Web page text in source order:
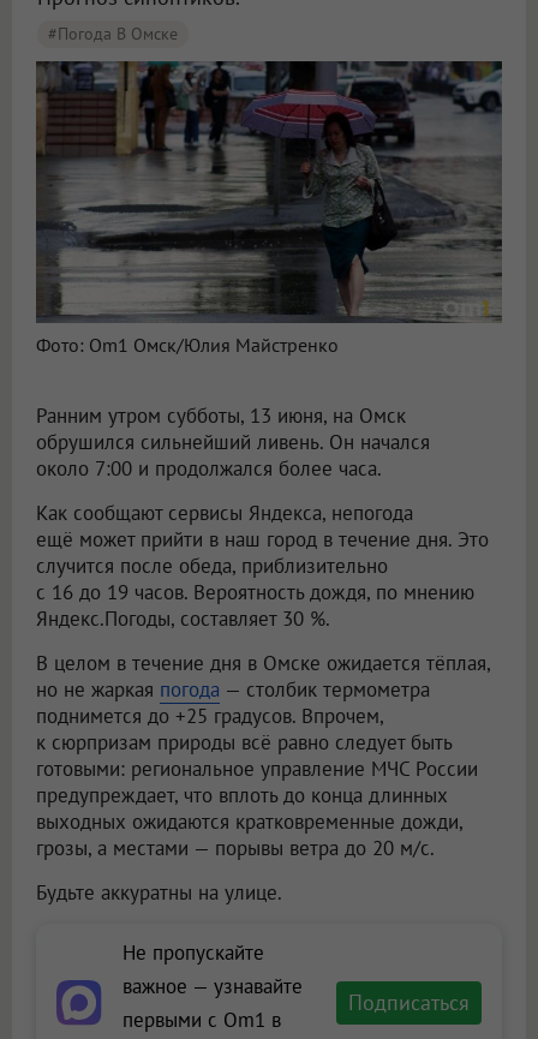
#Погода В Омске
Фото: Om1 Омск/Юлия Майстренко
Ранним утром субботы, 13 июня, на Омск
обрушился сильнейший ливень. Он начался
около 7:00 и продолжался более часа.
Как сообщают сервисы Яндекса, непогода
ещё может прийти в наш город в течение дня. Это
случится после обеда, приблизительно
с 16 до 19 часов. Вероятность дождя, по мнению
Яндекс.Погоды, составляет 30 %.
В целом в течение дня в Омске ожидается тёплая,
но не жаркая погода — столбик термометра
поднимется до +25 градусов. Впрочем,
к сюрпризам природы всё равно следует быть
готовыми: региональное управление МЧС России
предупреждает, что вплоть до конца длинных
выходных ожидаются кратковременные дожди,
грозы, а местами — порывы ветра до 20 м/с.
Будьте аккуратны на улице.
Не пропускайте
важное — узнавайте
первыми с Om1 в
Подписаться